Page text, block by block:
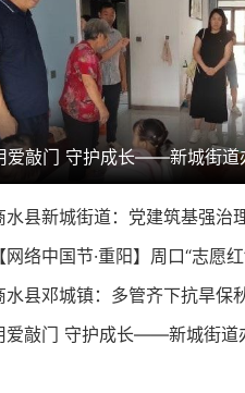
爱敲门 守护成长——新城街道
水县新城街道：党建筑基强治
【网络中国节·重阳】周口“志愿
水县邓城镇：多管齐下抗旱保
爱敲门 守护成长——新城街道